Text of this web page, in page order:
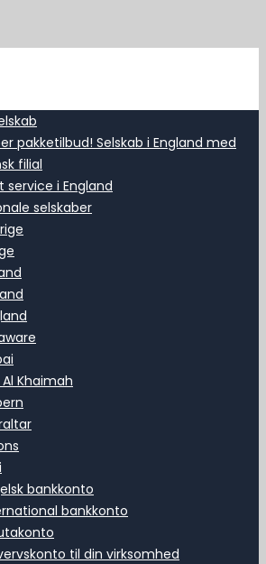
pakketilbud! Selskab i England med
filial
service i England
selskaber
Al Khaimah
bankkonto
bankkonto
til din virksomhed